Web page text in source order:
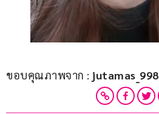
ขอบคุณภาพจาก : jutamas_998